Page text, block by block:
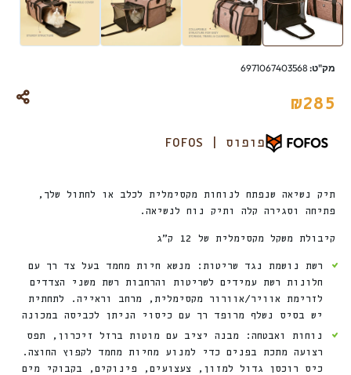
מק"ט: 6971067403568
₪285
פופוס | FOFOS
תיק נשיאה שנפתח לנוחות מקסימלית לכלב או לחתול שלך,
פתיחה וסגירה קלה ותיק נוח לנשיאה.
קיבולת משקל מקסימלית של 12 ק”ג
רשת נושמת נגד שריטות: מנשא חיות מחמד בעל צד רך עם
חלונות רשת עמידים לשריטות והרחבות רשת משני הצדדים
לזרימת אוויר/אוורור מקסימלית, מרחב וראייה. לתחתית
יש בסיס נשלף מרופד רך עם כיסוי הניתן לכביסה במכונה
נוחות ואבטחה: מבנה יציב עם מוטות ברזל זיכרון, תפס
רצועה מתכת בפנים כדי למנוע מחיות מחמד לקפוץ החוצה.
כיס רוכסן גדול למזון, צעצועים, פינוקים, בקבוקי מים